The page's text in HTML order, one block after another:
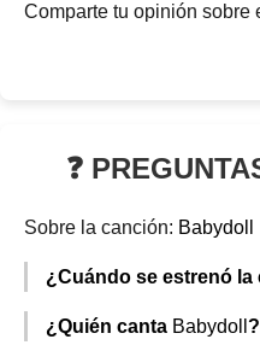
Comparte tu opinión sobre
❓
Sobre la canción: Babydoll
¿Cuándo se estrenó la
¿Quién canta Babydoll ?